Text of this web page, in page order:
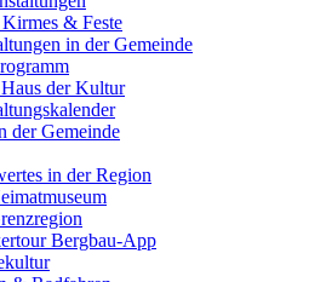
& Feste
in der Gemeinde
der Kultur
der Gemeinde
in der Region
Bergbau-App